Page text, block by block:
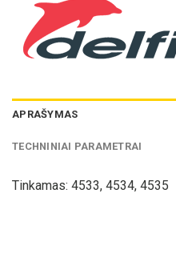
APRAŠYMAS
TECHNINIAI PARAMETRAI
Tinkamas: 4533, 4534, 4535